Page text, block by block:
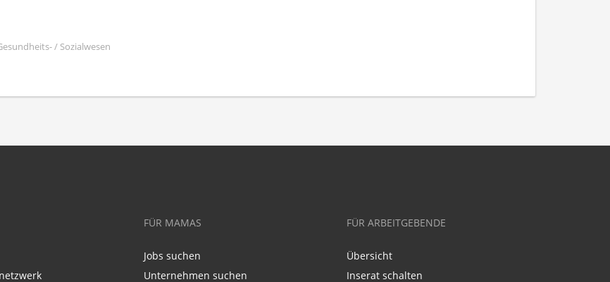
/ Sozialwesen
FÜR MAMAS
Jobs suchen
Unternehmen suchen
FÜR ARBEITGEBENDE
Übersicht
Inserat schalten